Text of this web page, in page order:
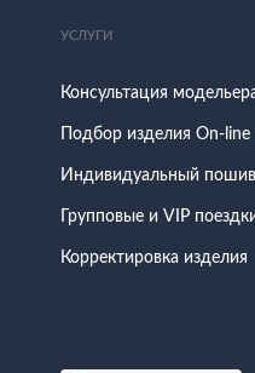
УСЛУГИ
Консультация
Подбор изделия On-line
Индивидуальный пошив
Групповые и VIP
Корректировка изделия